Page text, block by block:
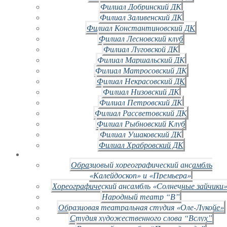
Филиал Добринский ДК
Филиал Заливенский ДК
Филиал Константиновский ДК
Филиал Лесновский клуб
Филиал Луговской ДК
Филиал Маршальский ДК
Филиал Матросовский ДК
Филиал Некрасовский ДК
Филиал Низовский ДК
Филиал Петровский ДК
Филиал Рассветовский ДК
Филиал Рыбновский Клуб
Филиал Ушаковский ДК
Филиал Храбровский ДК
Образцовый хореографический ансамбль
«Калейдоскоп» и «Премьера»
Хореографический ансамбль «Солнечные
Народный театр “В”
Образцовая театральная студия «Оле-Лукойе»
Студия художественного слова “Вслух”